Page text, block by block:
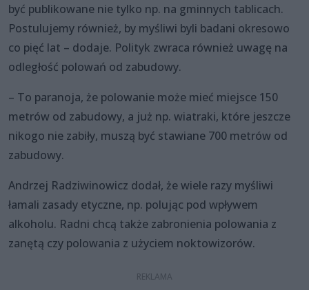
być publikowane nie tylko np. na gminnych tablicach.
Postulujemy również, by myśliwi byli badani okresowo
co pięć lat – dodaje. Polityk zwraca również uwagę na
odległość polowań od zabudowy.
– To paranoja, że polowanie może mieć miejsce 150
metrów od zabudowy, a już np. wiatraki, które jeszcze
nikogo nie zabiły, muszą być stawiane 700 metrów od
zabudowy.
Andrzej Radziwinowicz dodał, że wiele razy myśliwi
łamali zasady etyczne, np. polując pod wpływem
alkoholu. Radni chcą także zabronienia polowania z
zanętą czy polowania z użyciem noktowizorów.